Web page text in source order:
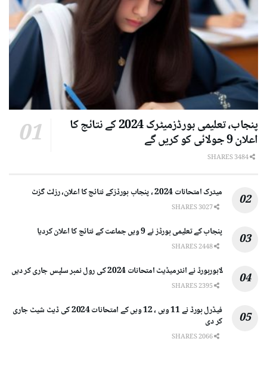
پنجاب، تعلیمی بورڈزمیٹرک 2024 کے نتائج کا
اعلان 9 جولائی کو کریں گے
میٹرک امتحانات 2024 ، پنجاب بورڈزکے نتائج کا اعلان، رزلٹ گزٹ
پنجاب کے تعلیمی بورڈز نے 9 ویں جماعت کے نتائج کا اعلان کردیا
لاہوربورڈ نے انٹرمیڈیٹ امتحانات 2024 کی رول نمبر سلپس جاری کر دیں
فیڈرل بورڈ نے 11 ویں ، 12 ویں کے امتحانات 2024 کی ڈیٹ شیٹ جاری
کر دی